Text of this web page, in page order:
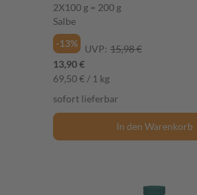
2X100 g = 200 g
Salbe
-13%
UVP: 15,98 €
13,90 €
69,50 € / 1 kg
sofort lieferbar
In den Warenkorb